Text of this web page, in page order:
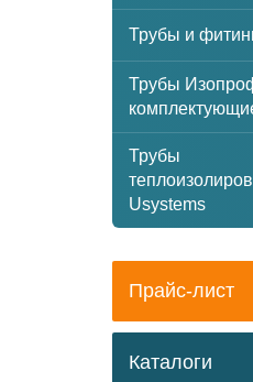
Трубы и
Трубы
Трубы
Usystems
Прайс-лист
Каталоги